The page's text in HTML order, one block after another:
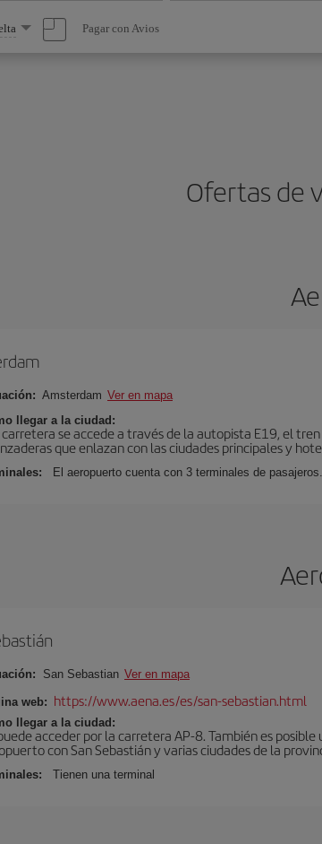
Pagar con Avios
Ofertas de
Amsterdam Ver en mapa
llegar a la ciudad:
carretera se accede a través de la autopista E19, el
que enlazan con las ciudades principales y
El aeropuerto cuenta con 3 terminales de pasajeros.
San Sebastian Ver en mapa
web: https://www.aena.es/es/san-sebastian.html
llegar a la ciudad:
acceder por la carretera AP-8. También es
con San Sebastián y varias ciudades de la
Tienen una terminal